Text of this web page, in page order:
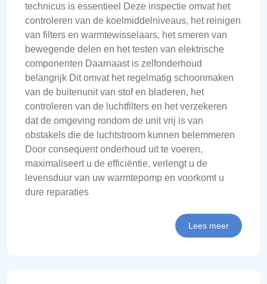
technicus is essentieel Deze inspectie omvat het
controleren van de koelmiddelniveaus, het reinigen
van filters en warmtewisselaars, het smeren van
bewegende delen en het testen van elektrische
componenten Daarnaast is zelfonderhoud
belangrijk Dit omvat het regelmatig schoonmaken
van de buitenunit van stof en bladeren, het
controleren van de luchtfilters en het verzekeren
dat de omgeving rondom de unit vrij is van
obstakels die de luchtstroom kunnen belemmeren
Door consequent onderhoud uit te voeren,
maximaliseert u de efficiëntie, verlengt u de
levensduur van uw warmtepomp en voorkomt u
dure reparaties
Lees meer